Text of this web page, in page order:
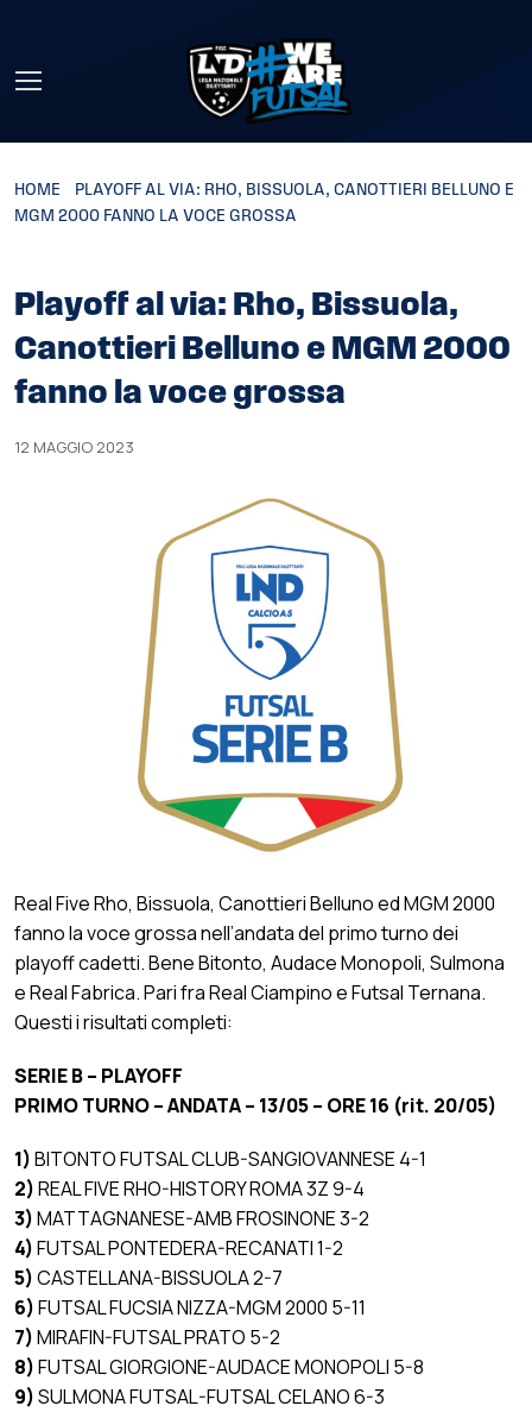
HOME
PLAYOFF AL VIA: RHO, BISSUOLA, CANOTTIERI BELLUNO E
MGM 2000 FANNO LA VOCE GROSSA
Playoff al via: Rho, Bissuola,
Canottieri Belluno e MGM 2000
fanno la voce grossa
12 MAGGIO 2023
Real Five Rho, Bissuola, Canottieri Belluno ed MGM 2000
fanno la voce grossa nell’andata del primo turno dei
playoff cadetti. Bene Bitonto, Audace Monopoli, Sulmona
e Real Fabrica. Pari fra Real Ciampino e Futsal Ternana.
Questi i risultati completi:
SERIE B – PLAYOFF
PRIMO TURNO – ANDATA – 13/05 – ORE 16 (rit. 20/05)
1)BITONTO FUTSAL CLUB-SANGIOVANNESE 4-1
2)REAL FIVE RHO-HISTORY ROMA 3Z 9-4
3)MATTAGNANESE-AMB FROSINONE 3-2
4)FUTSAL PONTEDERA-RECANATI 1-2
5)CASTELLANA-BISSUOLA 2-7
6)FUTSAL FUCSIA NIZZA-MGM 2000 5-11
7)MIRAFIN-FUTSAL PRATO 5-2
8)FUTSAL GIORGIONE-AUDACE MONOPOLI 5-8
9)SULMONA FUTSAL-FUTSAL CELANO 6-3